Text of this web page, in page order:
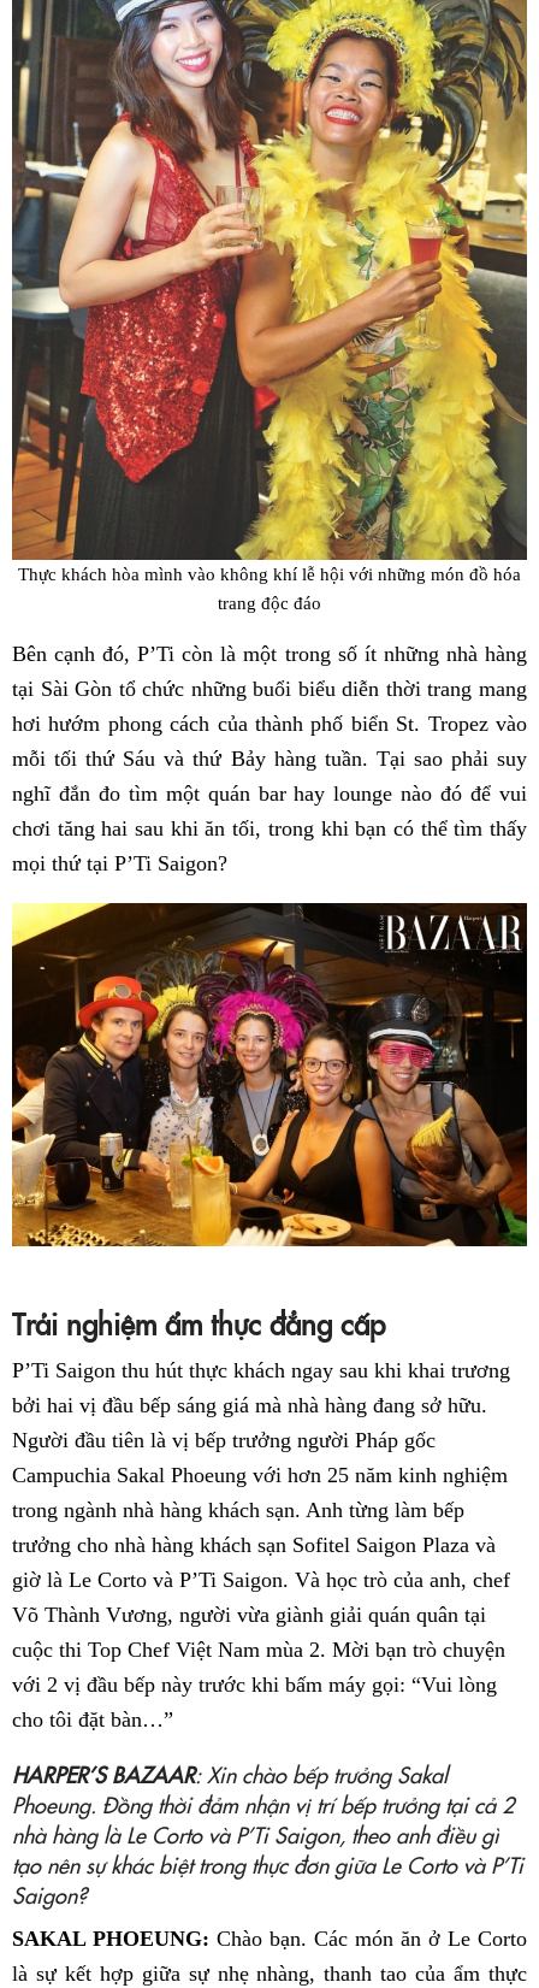
Thực khách hòa mình vào không khí lễ hội với những món đồ hóa
trang độc đáo
Bên cạnh đó, P’Ti còn là một trong số ít những nhà hàng
tại Sài Gòn tổ chức những buổi biểu diễn thời trang mang
hơi hướm phong cách của thành phố biển St. Tropez vào
mỗi tối thứ Sáu và thứ Bảy hàng tuần. Tại sao phải suy
nghĩ đắn đo tìm một quán bar hay lounge nào đó để vui
chơi tăng hai sau khi ăn tối, trong khi bạn có thể tìm thấy
mọi thứ tại P’Ti Saigon?
Trải nghiệm ẩm thực đẳng cấp
P’Ti Saigon thu hút thực khách ngay sau khi khai trương
bởi hai vị đầu bếp sáng giá mà nhà hàng đang sở hữu.
Người đầu tiên là vị bếp trưởng người Pháp gốc
Campuchia Sakal Phoeung với hơn 25 năm kinh nghiệm
trong ngành nhà hàng khách sạn. Anh từng làm bếp
trưởng cho nhà hàng khách sạn Sofitel Saigon Plaza và
giờ là Le Corto và P’Ti Saigon. Và học trò của anh, chef
Võ Thành Vương, người vừa giành giải quán quân tại
cuộc thi Top Chef Việt Nam mùa 2. Mời bạn trò chuyện
với 2 vị đầu bếp này trước khi bấm máy gọi: “Vui lòng
cho tôi đặt bàn…”
HARPER’S BAZAAR: Xin chào bếp trưởng Sakal
Phoeung. Đồng thời đảm nhận vị trí bếp trưởng tại cả 2
nhà hàng là Le Corto và P’Ti Saigon, theo anh điều gì
tạo nên sự khác biệt trong thực đơn giữa Le Corto và P’Ti
Saigon?
SAKAL PHOEUNG: Chào bạn. Các món ăn ở Le Corto
là sự kết hợp giữa sự nhẹ nhàng, thanh tao của ẩm thực